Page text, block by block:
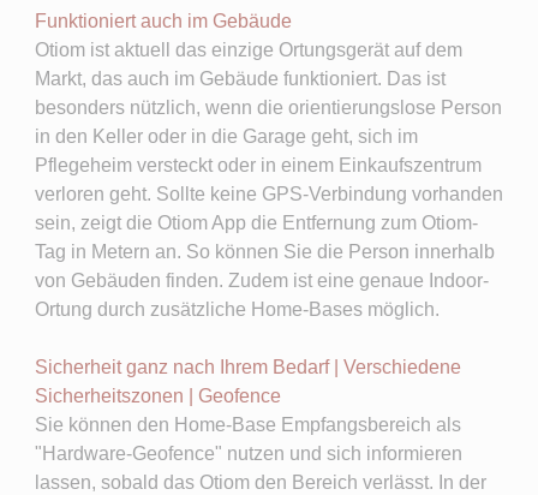
Funktioniert auch im Gebäude
Otiom ist aktuell das einzige Ortungsgerät auf dem
Markt, das auch im Gebäude funktioniert. Das ist
besonders nützlich, wenn die orientierungslose Person
in den Keller oder in die Garage geht, sich im
Pflegeheim versteckt oder in einem Einkaufszentrum
verloren geht. Sollte keine GPS-Verbindung vorhanden
sein, zeigt die Otiom App die Entfernung zum Otiom-
Tag in Metern an. So können Sie die Person innerhalb
von Gebäuden finden. Zudem ist eine genaue Indoor-
Ortung durch zusätzliche Home-Bases möglich.
Sicherheit ganz nach Ihrem Bedarf | Verschiedene
Sicherheitszonen | Geofence
Sie können den Home-Base Empfangsbereich als
"Hardware-Geofence" nutzen und sich informieren
lassen, sobald das Otiom den Bereich verlässt. In der